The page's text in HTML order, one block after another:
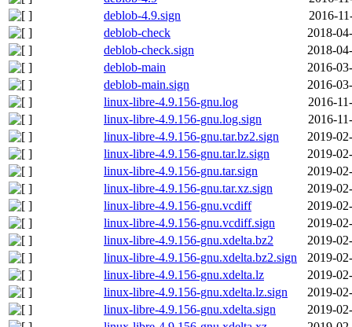
deblob-4.9.sign
2016-
deblob-check
2018-
deblob-check.sign
2018-
deblob-main
2016-
deblob-main.sign
2016-
linux-libre-4.9.156-gnu.log
2016-
linux-libre-4.9.156-gnu.log.sign
2016-
linux-libre-4.9.156-gnu.tar.bz2.sign
2019-
linux-libre-4.9.156-gnu.tar.lz.sign
2019-
linux-libre-4.9.156-gnu.tar.sign
2019-
linux-libre-4.9.156-gnu.tar.xz.sign
2019-
linux-libre-4.9.156-gnu.vcdiff
2019-
linux-libre-4.9.156-gnu.vcdiff.sign
2019-
linux-libre-4.9.156-gnu.xdelta.bz2
2019-
linux-libre-4.9.156-gnu.xdelta.bz2.sign
2019-
linux-libre-4.9.156-gnu.xdelta.lz
2019-
linux-libre-4.9.156-gnu.xdelta.lz.sign
2019-
linux-libre-4.9.156-gnu.xdelta.sign
2019-